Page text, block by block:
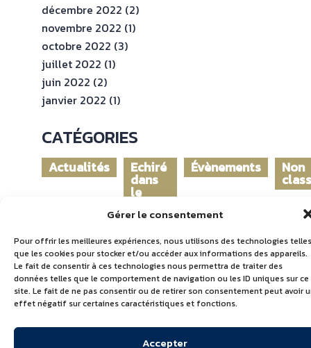
Gérer le consentement
Pour offrir les meilleures expériences, nous utilisons des technologies telles
que les cookies pour stocker et/ou accéder aux informations des appareils.
Le fait de consentir à ces technologies nous permettra de traiter des
données telles que le comportement de navigation ou les ID uniques sur ce
site. Le fait de ne pas consentir ou de retirer son consentement peut avoir
effet négatif sur certaines caractéristiques et fonctions.
Accepter
décembre 2022 (2)
novembre 2022 (1)
octobre 2022 (3)
juillet 2022 (1)
juin 2022 (2)
janvier 2022 (1)
CATÉGORIES
Actualités Echiré
dans
le
Évènements Non